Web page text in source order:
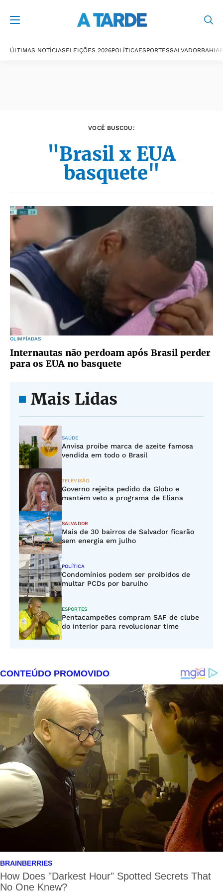
ÚLTIMAS NOTÍCIASELEIÇÕES 2026POLÍTICAESPORTESSALVADORBAHIA
VOCÊ BUSCOU:
"Brasil x EUA
basquete"
OLIMPÍADAS
Internautas não perdoam após Brasil perder
para os EUA no basquete
Mais Lidas
SAÚDE
Anvisa proíbe marca de azeite famosa
vendida em todo o Brasil
TELEVISÃO
Governo rejeita pedido da Globo e
mantém veto a programa de Eliana
SALVADOR
Mais de 30 bairros de Salvador ficarão
sem energia em julho
POLÍTICA
Condomínios podem ser proibidos de
multar PCDs por barulho
ESPORTES
Pentacampeões compram SAF de clube
do interior para revolucionar time